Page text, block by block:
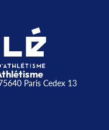
Paris Cedex 13